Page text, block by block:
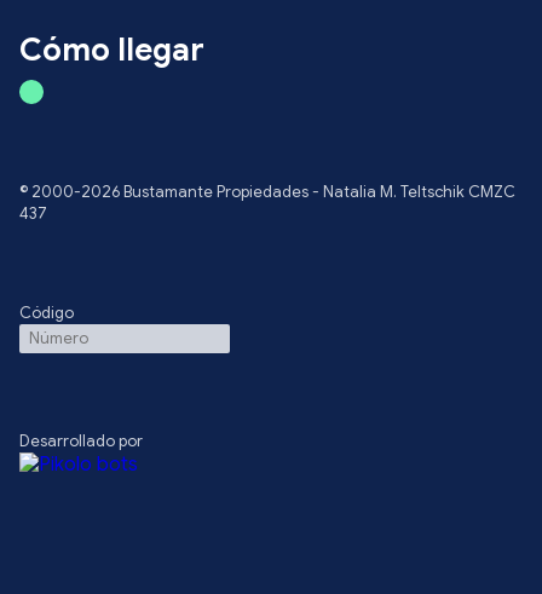
Cómo llegar
© 2000-2026 Bustamante Propiedades - Natalia M. Teltschik CMZC
437
Código
Desarrollado por